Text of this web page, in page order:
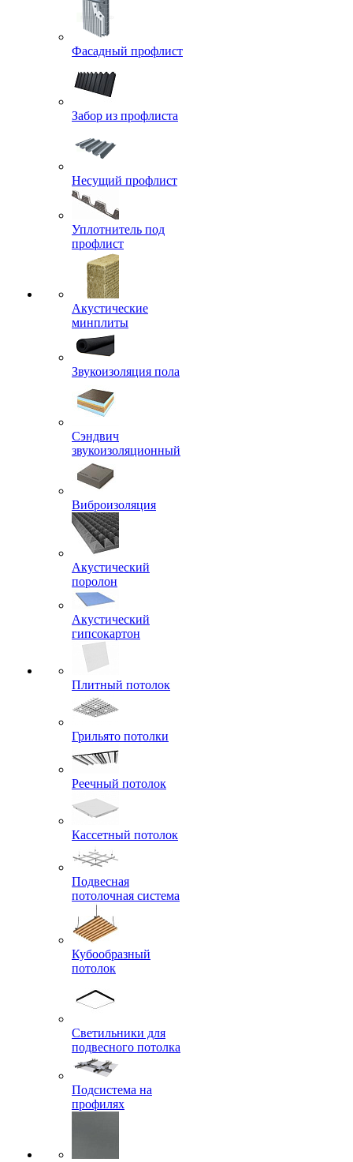
Фасадный профлист
Забор из профлиста
Несущий профлист
Уплотнитель под
профлист
Акустические
минплиты
Звукоизоляция пола
Сэндвич
звукоизоляционный
Виброизоляция
Акустический
поролон
Акустический
гипсокартон
Плитный потолок
Грильято потолки
Реечный потолок
Кассетный потолок
Подвесная
потолочная система
Кубообразный
потолок
Светильники для
подвесного потолка
Подсистема на
профилях